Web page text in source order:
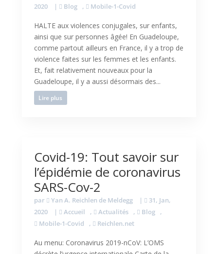
2020
| Blog , Mobile-1-Covid
HALTE aux violences conjugales, sur enfants,
ainsi que sur personnes âgée! En Guadeloupe,
comme partout ailleurs en France, il y a trop de
violence faites sur les femmes et les enfants.
Et, fait relativement nouveaux pour la
Guadeloupe, il y a aussi désormais des...
Lire plus
Covid-19: Tout savoir sur
l’épidémie de coronavirus
SARS-Cov-2
par Yan A. Reichlen de Meldegg |
31, Jan,
2020
| Accueil , Actualités , Blog
,
Mobile-1-Covid
, Reichlen.net
Au menu: Coronavirus 2019-nCoV: L’OMS